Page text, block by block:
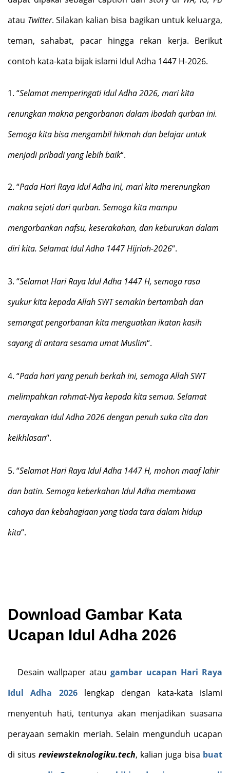
atau Twitter. Silakan kalian bisa bagikan untuk keluarga,
teman, sahabat, pacar hingga rekan kerja. Berikut
contoh kata-kata bijak islami Idul Adha 1447 H-2026.
1. “Selamat memperingati Idul Adha 2026, mari kita
renungkan makna pengorbanan dalam ibadah qurban ini.
Semoga kita bisa mengambil hikmah dan belajar untuk
menjadi pribadi yang lebih baik“.
2. “Pada Hari Raya Idul Adha ini, mari kita merenungkan
makna sejati dari qurban. Semoga kita mampu
mengorbankan nafsu, keserakahan, dan keburukan dalam
diri kita. Selamat Idul Adha 1447 Hijriah-2026“.
3. “Selamat Hari Raya Idul Adha 1447 H, semoga rasa
syukur kita kepada Allah SWT semakin bertambah dan
semangat pengorbanan kita menguatkan ikatan kasih
sayang di antara sesama umat Muslim“.
4. “Pada hari yang penuh berkah ini, semoga Allah SWT
melimpahkan rahmat-Nya kepada kita semua. Selamat
merayakan Idul Adha 2026 dengan penuh suka cita dan
keikhlasan“.
5. “Selamat Hari Raya Idul Adha 1447 H, mohon maaf lahir
dan batin. Semoga keberkahan Idul Adha membawa
cahaya dan kebahagiaan yang tiada tara dalam hidup
kita“.
Download Gambar Kata
Ucapan Idul Adha 2026
Desain wallpaper ataugambar ucapan Hari Raya
Idul Adha 2026lengkap dengan kata-kata islami
menyentuh hati, tentunya akan menjadikan suasana
perayaan semakin meriah. Selain mengunduh ucapan
di situs reviewsteknologiku.tech, kalian juga bisa buat